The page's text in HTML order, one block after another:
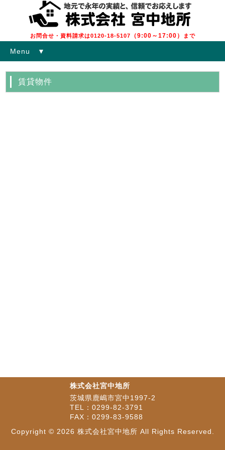
お問合せ・資料請求は0120-18-5107 （9:00～17:00） まで
Menu ▼
賃貸物件
株式会社宮中地所
茨城県鹿嶋市宮中1997-2
TEL：0299-82-3791
FAX：0299-83-9588
Copyright © 2026 株式会社宮中地所 All Rights Reserved.